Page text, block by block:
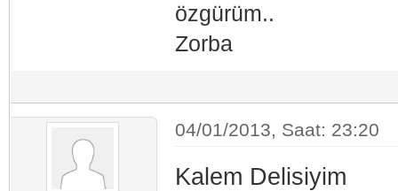
özgürüm..
Zorba
04/01/2013, Saat: 23:20
Kalem Delisiyim